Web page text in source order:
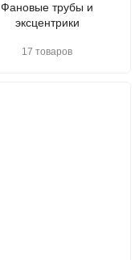
Фановые трубы и
эксцентрики
17 товаров